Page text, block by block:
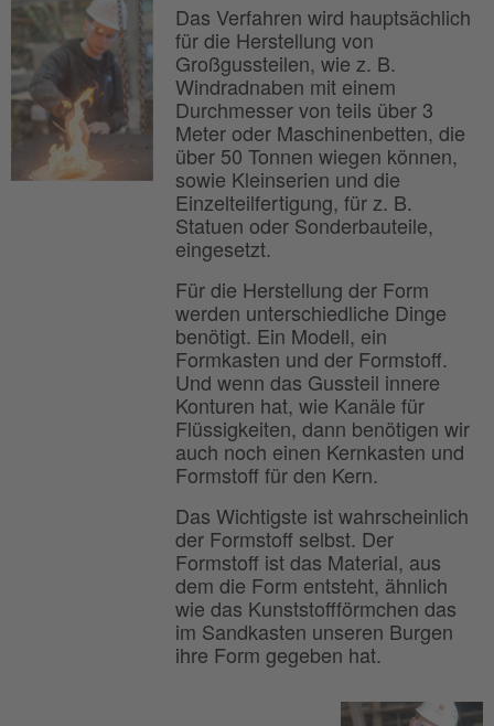
Das Verfahren wird hauptsächlich
für die Herstellung von
Großgussteilen, wie z. B.
Windradnaben mit einem
Durchmesser von teils über 3
Meter oder Maschinenbetten, die
über 50 Tonnen wiegen können,
sowie Kleinserien und die
Einzelteilfertigung, für z. B.
Statuen oder Sonderbauteile,
eingesetzt.
Für die Herstellung der Form
werden unterschiedliche Dinge
benötigt. Ein Modell, ein
Formkasten und der Formstoff.
Und wenn das Gussteil innere
Konturen hat, wie Kanäle für
Flüssigkeiten, dann benötigen wir
auch noch einen Kernkasten und
Formstoff für den Kern.
Das Wichtigste ist wahrscheinlich
der Formstoff selbst. Der
Formstoff ist das Material, aus
dem die Form entsteht, ähnlich
wie das Kunststoffförmchen das
im Sandkasten unseren Burgen
ihre Form gegeben hat.